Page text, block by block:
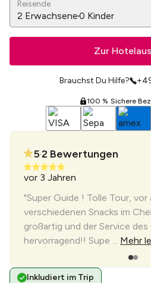
Reisende
2 Erwachsene0 Kinder
Zur
Brauchst Du Hilfe?
100 % Sichere
5•2 Bewertungen
vor 3 Jahren
"Super Guide ! Tolle Tour, vor
verschiedenen Snacks im
großartig und der Service des
hervorragend!! Supe ... Mehr
Inkludiert im Trip